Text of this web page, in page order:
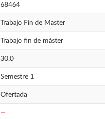
68464
Trabajo Fin de Master
Trabajo fin de máster
30,0
Semestre 1
Ofertada
—